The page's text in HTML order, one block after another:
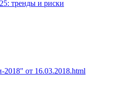
тренды и риски
от 16.03.2018.html